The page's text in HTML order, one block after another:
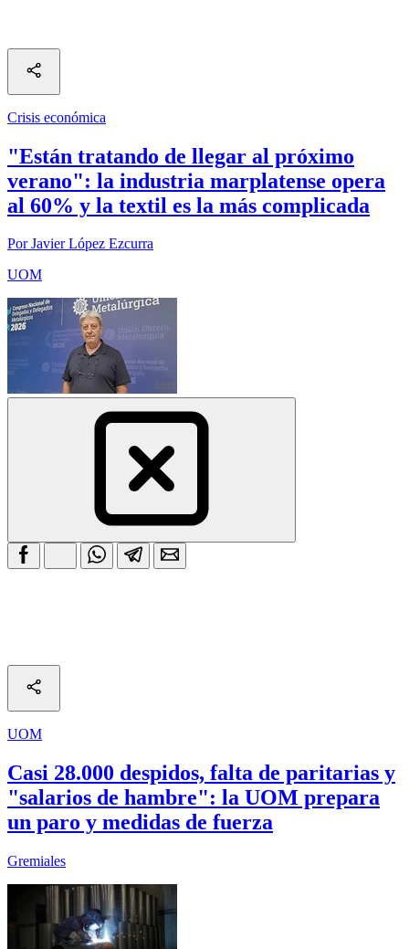
Crisis económica
"Están tratando de llegar al próximo
verano": la industria marplatense opera
al 60% y la textil es la más complicada
Por Javier López Ezcurra
UOM
UOM
Casi 28.000 despidos, falta de paritarias y
"salarios de hambre": la UOM prepara
un paro y medidas de fuerza
Gremiales